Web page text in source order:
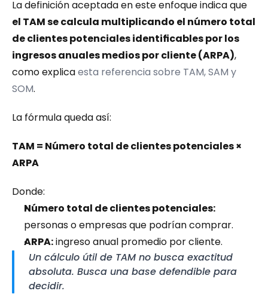
el TAM se calcula multiplicando el número total
de clientes potenciales identificables por los
ingresos anuales medios por cliente (ARPA),
como explica esta referencia sobre TAM, SAM y
SOM.
La fórmula queda así:
TAM = Número total de clientes potenciales ×
ARPA
Donde:
Número total de clientes potenciales:
personas o empresas que podrían comprar.
ARPA: ingreso anual promedio por cliente.
Un cálculo útil de TAM no busca exactitud
absoluta. Busca una base defendible para
decidir.